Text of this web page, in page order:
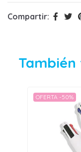
Compartir:
OFERTA -50%